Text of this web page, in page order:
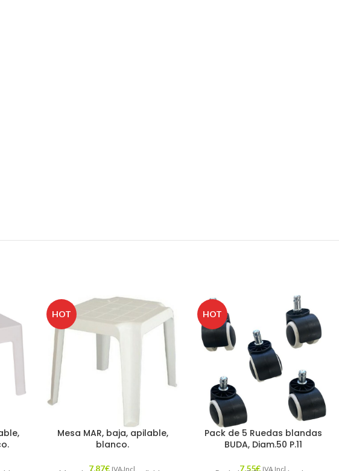
HOT
Mesa MAR, baja, apilable,
blanco.
7,87€ IVA Incl.
HOT
Pack de 5 Ruedas blandas
BUDA, Diam.50 P.11
7,55€ IVA Incl.